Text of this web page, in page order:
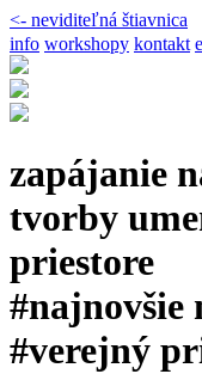
<- neviditeľná štiavnica
info workshopy kontakt
zapájanie
tvorby
priestore
#najnovšie
#verejný